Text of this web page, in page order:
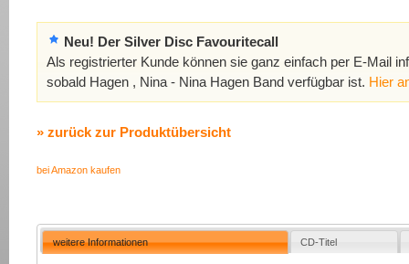
Neu! Der Silver Disc Favouritecall
Als registrierter Kunde können sie ganz einfach per E-Mail
sobald Hagen , Nina - Nina Hagen Band verfügbar ist. Hier
» zurück zur Produktübersicht
bei Amazon kaufen
weitere Informationen CD-Titel